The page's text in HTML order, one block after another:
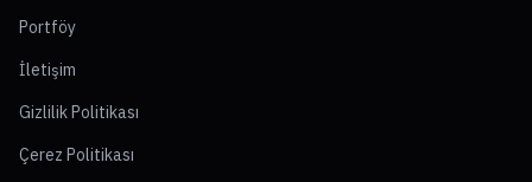
Portföy
İletişim
Gizlilik Politikası
Çerez Politikası